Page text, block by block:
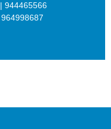
| 944465566
964998687